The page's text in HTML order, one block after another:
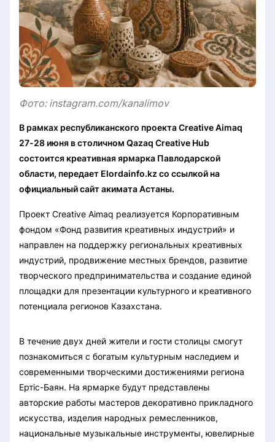
Фото: instagram.com/kanalimov
В рамках республиканского проекта Creative Aimaq
27-28 июня в столичном Qazaq Creative Hub
состоится креативная ярмарка Павлодарской
области, передает Elordainfo.kz со ссылкой на
официальный сайт акимата Астаны.
Проект Creative Aimaq реализуется Корпоративным
фондом «Фонд развития креативных индустрий» и
направлен на поддержку региональных креативных
индустрий, продвижение местных брендов, развитие
творческого предпринимательства и создание единой
площадки для презентации культурного и креативного
потенциала регионов Казахстана.
В течение двух дней жители и гости столицы смогут
познакомиться с богатым культурным наследием и
современными творческими достижениями региона
Ертіс-Баян. На ярмарке будут представлены
авторские работы мастеров декоративно прикладного
искусства, изделия народных ремесленников,
национальные музыкальные инструменты, ювелирные